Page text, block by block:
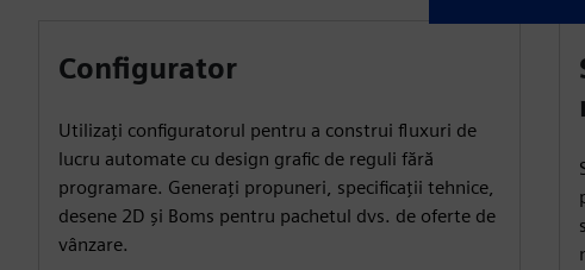
Configurator
Utilizați configuratorul pentru a construi fluxuri de
lucru automate cu design grafic de reguli fără
programare. Generați propuneri, specificații tehnice,
desene 2D și Boms pentru pachetul dvs. de oferte de
vânzare.